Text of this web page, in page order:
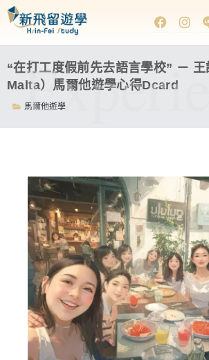
“在打工度假前先去語言學校” － 王
Malta）馬爾他遊學心得Dcard
馬爾他遊學